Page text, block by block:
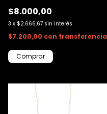
$8.000,00
3 x $2.666,67 sin interés
$7.200,00 con transferencia